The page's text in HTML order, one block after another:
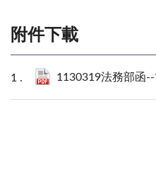
附件下載
1130319法務部函--協助推廣